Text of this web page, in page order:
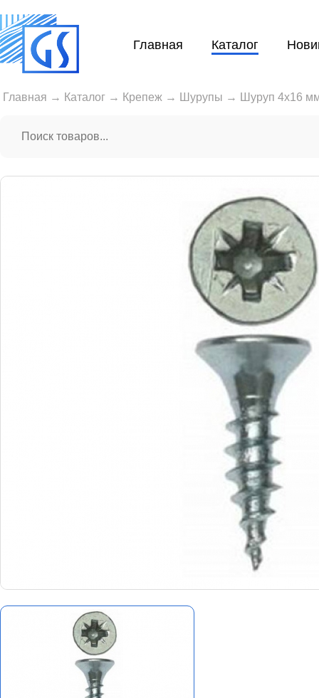
Главная Каталог
Главная → Каталог → Крепеж → Шурупы → Шуруп 4х16